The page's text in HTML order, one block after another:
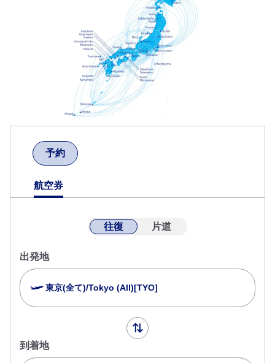
予約
航空券
往復 片道
出発地
東京(全て)/Tokyo (All)[TYO]
到着地